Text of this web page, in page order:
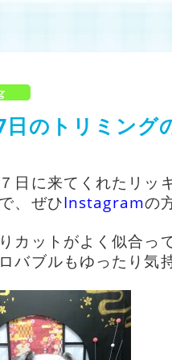
日のトリミン
日に来てくれたリッ
、ぜひInstagramの
カットがよく似合
バブルもゆったり